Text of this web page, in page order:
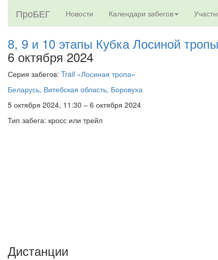
ПроБЕГ Новости Календари забегов
8, 9 и 10 этапы Кубка Лосиной
6 октября 2024
Серия забегов: Trail «Лосиная тропа»
Беларусь, Витебская область, Боровуха
5 октября 2024, 11:30 – 6 октября 2024
Тип забега: кросс или трейл
Дистанции